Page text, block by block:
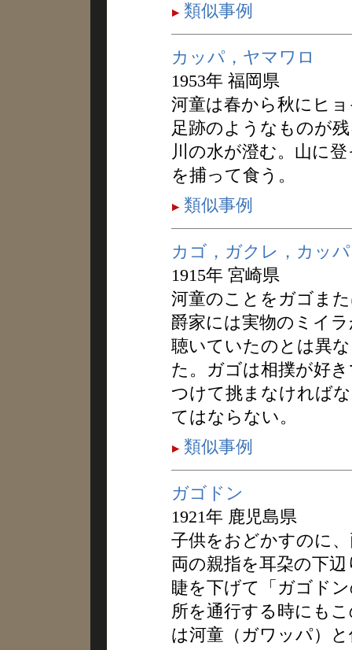
類似事例
カッパ，ヤマワロ
1953年 福岡県
河童は春から秋にヒ
足跡のようなものが
川の水が澄む。山に
を捕って食う。
類似事例
カゴ，ガクレ，カッパ
1915年 宮崎県
河童のことをガゴま
爵家には実物のミイ
聴いていたのとは異
た。ガゴは相撲が好
つけて挑まなければ
てはならない。
類似事例
ガゴドン
1921年 鹿児島県
子供をおどかすのに
両の親指を耳朶の下
睫を下げて「ガゴド
所を通行する時にも
は河童（ガワッパ）